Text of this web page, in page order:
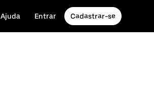
Ajuda Entrar Cadastrar-se